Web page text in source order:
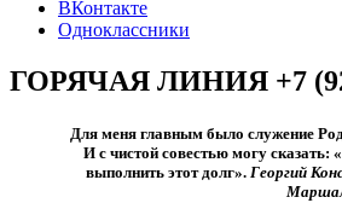
ВКонтакте
Одноклассники
ГОРЯЧАЯ ЛИНИЯ +7
Для меня главным было служение
И с чистой совестью могу сказать:
выполнить этот долг».​ Георгий